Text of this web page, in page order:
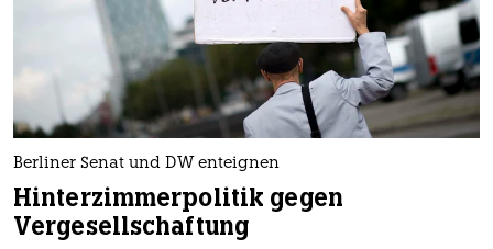
Berliner Senat und DW enteignen
Hinterzimmerpolitik gegen
Vergesellschaftung